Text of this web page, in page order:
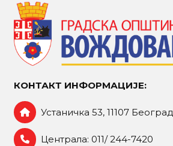
КОНТАКТ ИНФОРМАЦИЈЕ:
Устаничка 53, 11107 Београд
Централа: 011/ 244-7420